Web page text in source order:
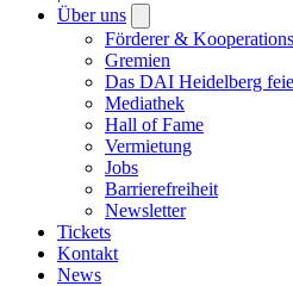
Über uns
submenu
Förderer &
Gremien
Das DAI Heidelberg
Mediathek
Hall of Fame
Vermietung
Jobs
Barrierefreiheit
Newsletter
Tickets
Kontakt
News